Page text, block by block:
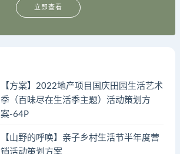
立即查看
【方案】2022地产项目国庆田园生活艺术
季（百味尽在生活季主题）活动策划方
案-64P
【山野的呼唤】亲子乡村生活节半年度营
销活动策划方案